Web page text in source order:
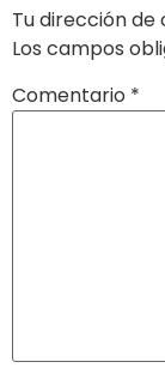
Tu dirección
Los campos
Comentario *